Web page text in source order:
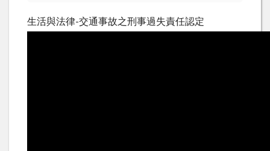
生活與法律-交通事故之刑事過失責任認定